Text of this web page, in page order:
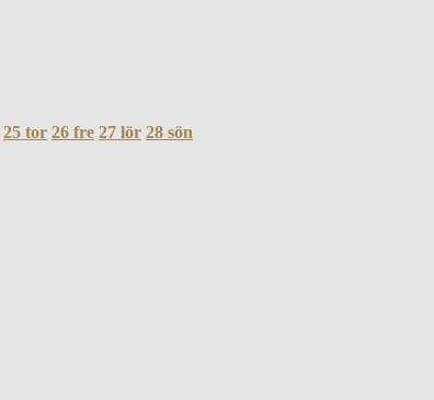
25 tor 26 fre 27 lör 28 sön